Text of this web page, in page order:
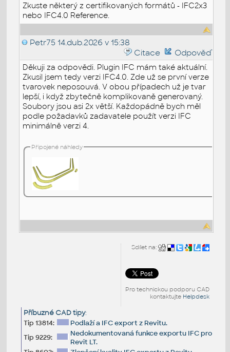
Zkuste některý z certifikovaných formátů - IFC2x3
nebo IFC4.0 Reference.
Petr75 14.dub.2026 v 15:38
Citace
Odpověď
Děkuji za odpovědi. Plugin IFC mám také aktuální.
Zkusil jsem tedy verzi IFC4.0. Zde už se první verze
tvarovek neposouvá. V obou případech už je tvar
lepší, i když zbytečně komplikovaně generovaný.
Soubory jsou asi 2x větší. Každopádně bych měl
podle požadavků zadavatele použít verzi IFC
minimálně verzi 4.
Připojené náhledy
Sdílet na:
Pro technickou podporu CAD
kontaktujte Helpdesk
Příbuzné CAD tipy:
Tip 13814:
Podlaží a IFC export z Revitu.
Tip 9229:
Nedokumentovaná funkce exportu IFC pro
Revit LT.